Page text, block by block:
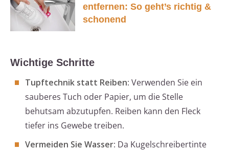
entfernen: So geht’s richtig &
schonend
Wichtige Schritte
Tupftechnik statt Reiben: Verwenden Sie ein
sauberes Tuch oder Papier, um die Stelle
behutsam abzutupfen. Reiben kann den Fleck
tiefer ins Gewebe treiben.
Vermeiden Sie Wasser: Da Kugelschreibertinte